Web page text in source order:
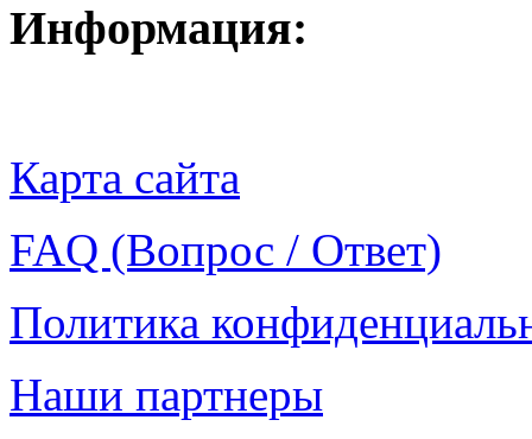
Информация:
Карта сайта
FAQ (Вопрос / Ответ)
Политика
Наши партнеры